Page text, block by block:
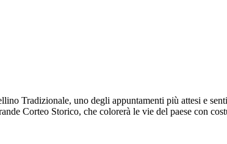
Tradizionale, uno degli appuntamenti più attesi e
Corteo Storico, che colorerà le vie del paese con